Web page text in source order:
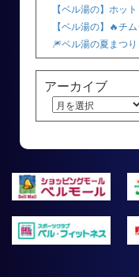
【ベル湯の】ホッ
【ベル湯の】🔥チ
🎆ベル湯の夏まつ
アーカイブ